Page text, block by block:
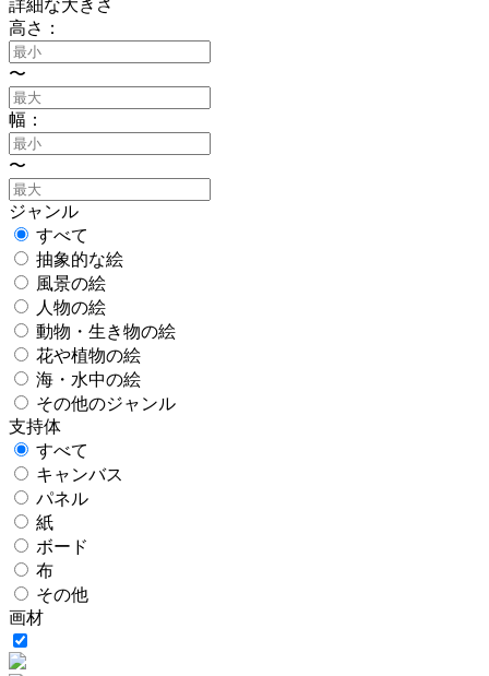
詳細な大きさ
高さ：
〜
幅：
〜
ジャンル
すべて
抽象的な絵
風景の絵
人物の絵
動物・生き物の絵
花や植物の絵
海・水中の絵
その他のジャンル
支持体
すべて
キャンバス
パネル
紙
ボード
布
その他
画材